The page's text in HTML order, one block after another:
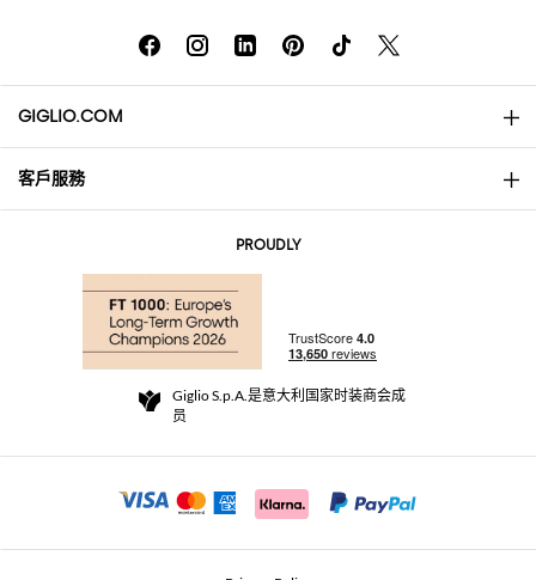
GIGLIO.COM
About
Community Store
Beauty Seekers VIP Club
客戶服務
退货与退款
For a safe shopping experience
Security Communication
PROUDLY
Giglio S.p.A.是意大利国家时装商会成
员